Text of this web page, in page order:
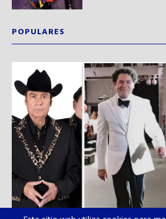
POPULARES